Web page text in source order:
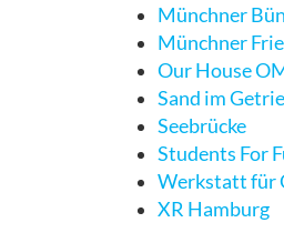
Münchner
Münchner
Our House
Sand im
Seebrücke
Students For
Werkstatt für
XR Hamburg